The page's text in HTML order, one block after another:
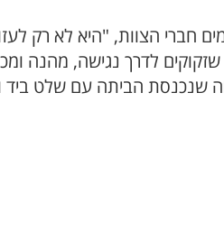
חברי הצוות, "היא לא רק
לדרך נגישה, מהנה
שנכנסת הביתה עם שלט ביד